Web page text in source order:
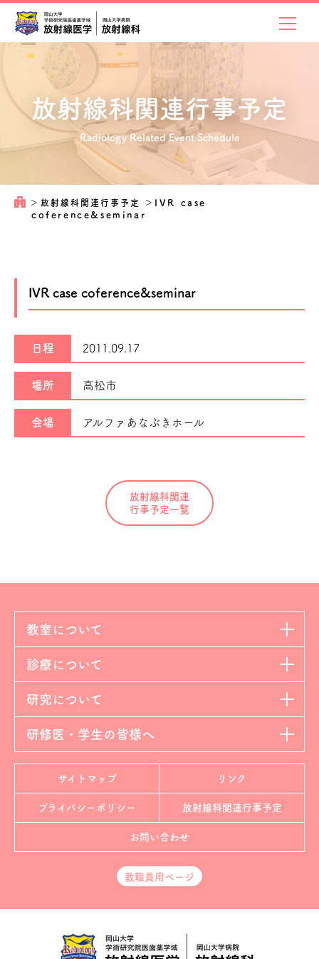
放射線科関連行事予定
Radiology Related Event Schedule
＞ 放射線科関連行事予定 ＞ IVR case
coference&seminar
IVR case coference&seminar
日程 2011.09.17
場所 高松市
会場 アルファあなぶきホール
放射線科関連
行事予定一覧
教室について
診療について
研究について
研修医・学生の皆様へ
サイトマップ リンク
プライバシーポリシー 放射線科関連行事予定
お問い合わせ
教職員用ページ